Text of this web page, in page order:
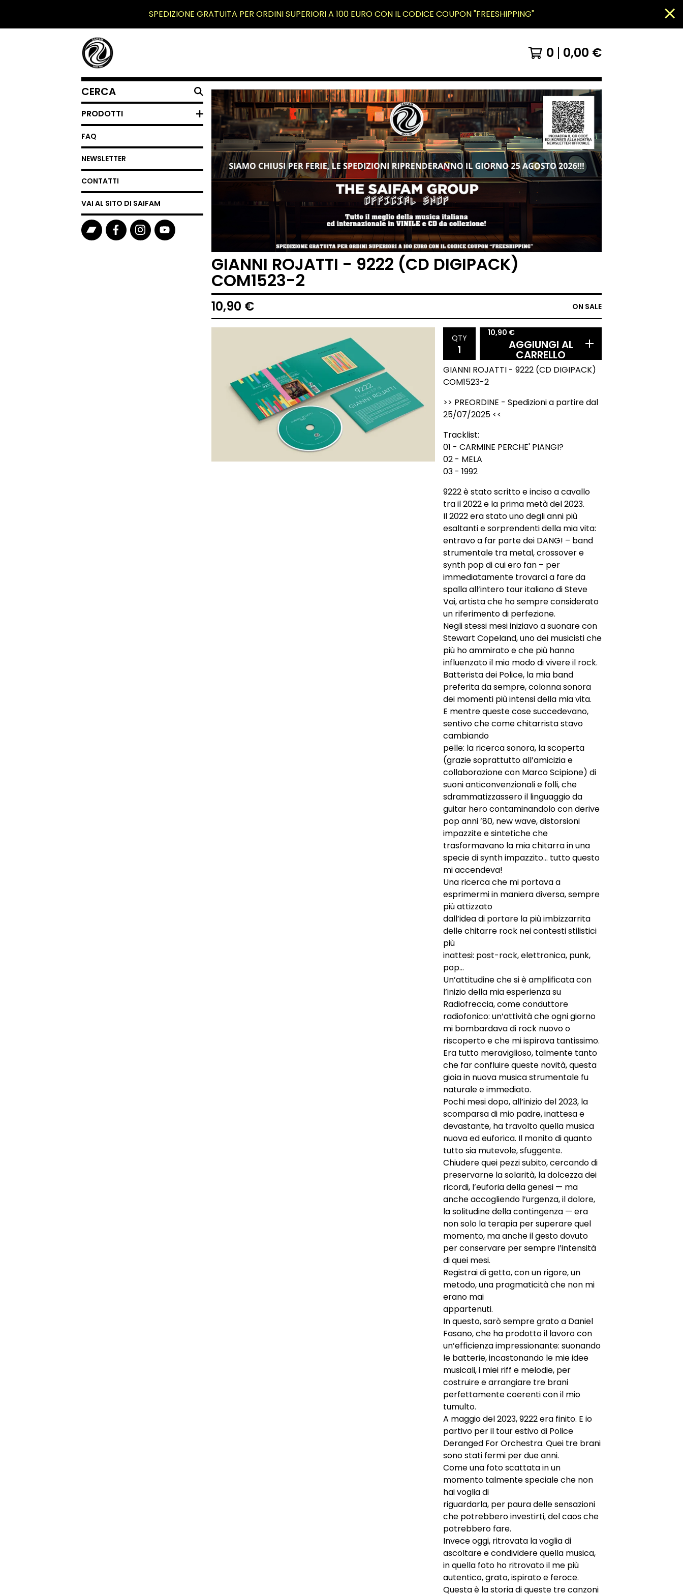
SPEDIZIONE GRATUITA PER ORDINI SUPERIORI A 100 EURO CON IL CODICE COUPON "FREESHIPPING"
0 0,00 €
CERCA
UN
PRODOTTO
PRODOTTI
FAQ
NEWSLETTER
CONTATTI
VAI AL SITO DI SAIFAM
GIANNI ROJATTI - 9222 (CD DIGIPACK)
COM1523-2
10,90 € ON SALE
QTY
10,90 €
AGGIUNGI AL
CARRELLO
GIANNI ROJATTI - 9222 (CD DIGIPACK)
COM1523-2
>> PREORDINE - Spedizioni a partire dal
25/07/2025 <<
Tracklist:
01 - CARMINE PERCHE' PIANGI?
02 - MELA
03 - 1992
9222 è stato scritto e inciso a cavallo
tra il 2022 e la prima metà del 2023.
Il 2022 era stato uno degli anni più
esaltanti e sorprendenti della mia vita:
entravo a far parte dei DANG! – band
strumentale tra metal, crossover e
synth pop di cui ero fan – per
immediatamente trovarci a fare da
spalla all’intero tour italiano di Steve
Vai, artista che ho sempre considerato
un riferimento di perfezione.
Negli stessi mesi iniziavo a suonare con
Stewart Copeland, uno dei musicisti che
più ho ammirato e che più hanno
influenzato il mio modo di vivere il rock.
Batterista dei Police, la mia band
preferita da sempre, colonna sonora
dei momenti più intensi della mia vita.
E mentre queste cose succedevano,
sentivo che come chitarrista stavo
cambiando
pelle: la ricerca sonora, la scoperta
(grazie soprattutto all’amicizia e
collaborazione con Marco Scipione) di
suoni anticonvenzionali e folli, che
sdrammatizzassero il linguaggio da
guitar hero contaminandolo con derive
pop anni ’80, new wave, distorsioni
impazzite e sintetiche che
trasformavano la mia chitarra in una
specie di synth impazzito… tutto questo
mi accendeva!
Una ricerca che mi portava a
esprimermi in maniera diversa, sempre
più attizzato
dall’idea di portare la più imbizzarrita
delle chitarre rock nei contesti stilistici
più
inattesi: post-rock, elettronica, punk,
pop…
Un’attitudine che si è amplificata con
l’inizio della mia esperienza su
Radiofreccia, come conduttore
radiofonico: un’attività che ogni giorno
mi bombardava di rock nuovo o
riscoperto e che mi ispirava tantissimo.
Era tutto meraviglioso, talmente tanto
che far confluire queste novità, questa
gioia in nuova musica strumentale fu
naturale e immediato.
Pochi mesi dopo, all’inizio del 2023, la
scomparsa di mio padre, inattesa e
devastante, ha travolto quella musica
nuova ed euforica. Il monito di quanto
tutto sia mutevole, sfuggente.
Chiudere quei pezzi subito, cercando di
preservarne la solarità, la dolcezza dei
ricordi, l’euforia della genesi — ma
anche accogliendo l’urgenza, il dolore,
la solitudine della contingenza — era
non solo la terapia per superare quel
momento, ma anche il gesto dovuto
per conservare per sempre l’intensità
di quei mesi.
Registrai di getto, con un rigore, un
metodo, una pragmaticità che non mi
erano mai
appartenuti.
In questo, sarò sempre grato a Daniel
Fasano, che ha prodotto il lavoro con
un’efficienza impressionante: suonando
le batterie, incastonando le mie idee
musicali, i miei riff e melodie, per
costruire e arrangiare tre brani
perfettamente coerenti con il mio
tumulto.
A maggio del 2023, 9222 era finito. E io
partivo per il tour estivo di Police
Deranged For Orchestra. Quei tre brani
sono stati fermi per due anni.
Come una foto scattata in un
momento talmente speciale che non
hai voglia di
riguardarla, per paura delle sensazioni
che potrebbero investirti, del caos che
potrebbero fare.
Invece oggi, ritrovata la voglia di
ascoltare e condividere quella musica,
in quella foto ho ritrovato il me più
autentico, grato, ispirato e feroce.
Questa è la storia di queste tre canzoni